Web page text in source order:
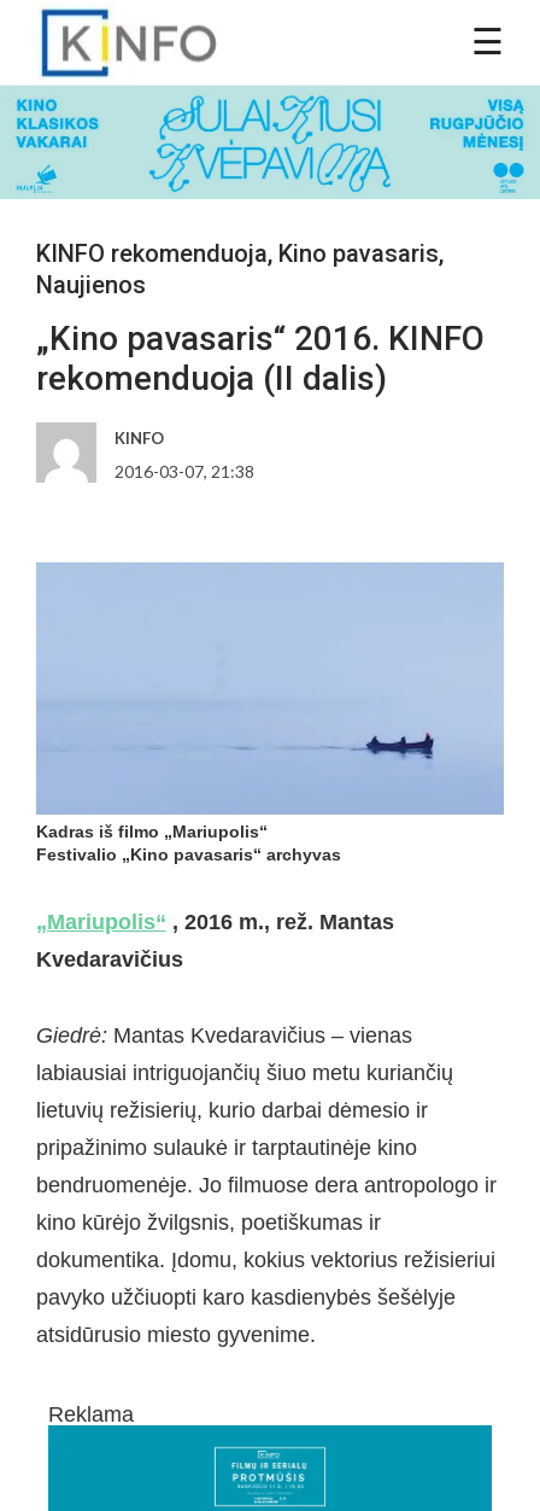
KINFO rekomenduoja, Kino pavasaris,
Naujienos
„Kino pavasaris“ 2016. KINFO
rekomenduoja (II dalis)
KINFO
2016-03-07, 21:38
Kadras iš filmo „Mariupolis“
Festivalio „Kino pavasaris“ archyvas
„Mariupolis“ , 2016 m., rež. Mantas
Kvedaravičius
Giedrė: Mantas Kvedaravičius – vienas
labiausiai intriguojančių šiuo metu kuriančių
lietuvių režisierių, kurio darbai dėmesio ir
pripažinimo sulaukė ir tarptautinėje kino
bendruomenėje. Jo filmuose dera antropologo ir
kino kūrėjo žvilgsnis, poetiškumas ir
dokumentika. Įdomu, kokius vektorius režisieriui
pavyko užčiuopti karo kasdienybės šešėlyje
atsidūrusio miesto gyvenime.
Reklama